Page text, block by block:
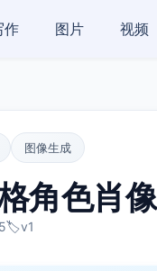
作 图片 视频
图像生成
角色肖像
🏷️v1